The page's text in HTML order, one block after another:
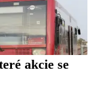
akcie se